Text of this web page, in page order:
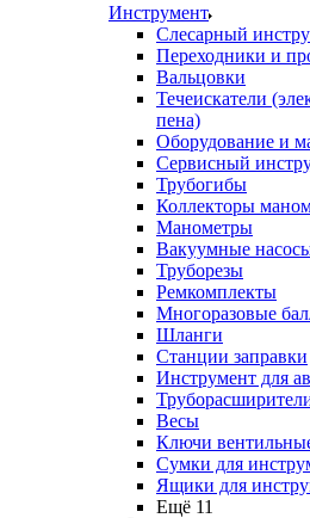
Инструмент
Слесарный
Переходники и
Вальцовки
Течеискатели
пена)
Оборудование и
Сервисный
Трубогибы
Коллекторы
Манометры
Вакуумные
Труборезы
Ремкомплекты
Многоразовые
Шланги
Станции заправки
Инструмент для
Весы
Ключи
Сумки для
Ящики для
Ещё 11